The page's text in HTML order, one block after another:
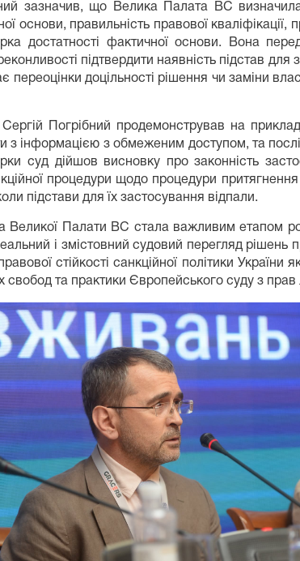
зазначив, що Велика Палата ВС
основи, правильність правової
достатності фактичної основи. Вона
підтвердити наявність підстав
доцільності рішення чи заміни
Погрібний продемонстрував на
з інформацією з обмеженим доступом, та
суд дійшов висновку про законність
процедури щодо процедури
підстави для їх застосування відпали.
Великої Палати ВС стала важливим етапом
і змістовний судовий перегляд рішень
стійкості санкційної політики України
та практики Європейського суду з